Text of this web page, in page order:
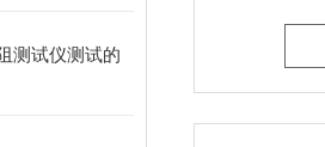
测试仪测试的